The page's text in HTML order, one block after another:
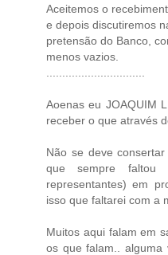
Aceitemos o
e depois discutiremos
pretensão do Banco,
menos vazios.
Aoenas eu JOAQUIM
receber o que através
Não se deve
que sempre faltou
representantes) em
isso que faltarei com a
Muitos aqui falam em
os que falam.. alguma